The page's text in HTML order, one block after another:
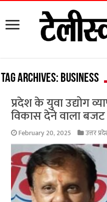
Tag Archives: Business
प्रदेश के युवा उद्योग
विकास देने वाला
February 20, 2025 उत्तर